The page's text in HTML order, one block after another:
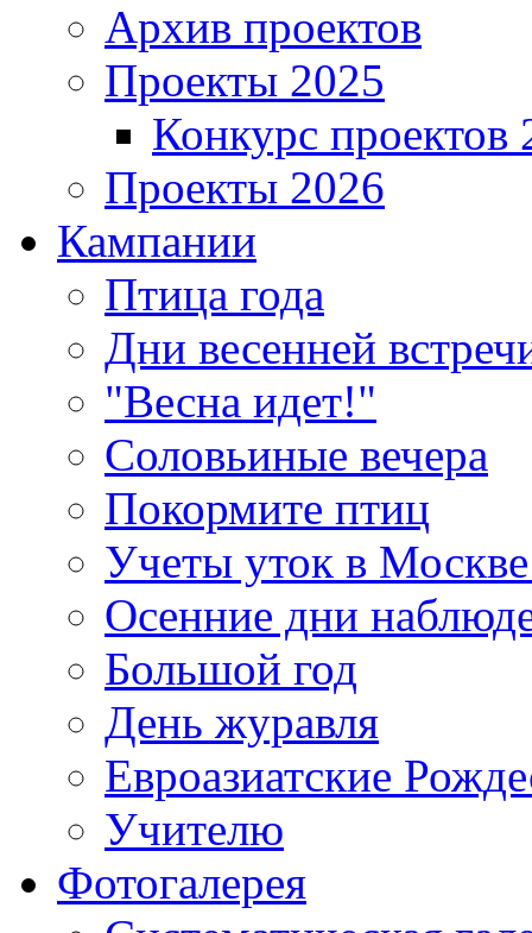
Архив проектов
Проекты 2025
Конкурс проектов
Проекты 2026
Кампании
Птица года
Дни весенней
"Весна идет!"
Соловьиные вечера
Покормите птиц
Учеты уток в
Осенние дни
Большой год
День журавля
Евроазиатские
Учителю
Фотогалерея